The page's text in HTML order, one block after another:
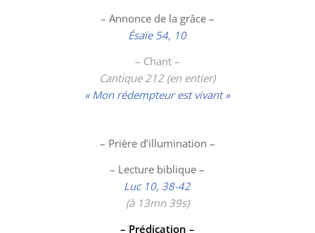
– Annonce de la grâce –
Ésaïe 54, 10
– Chant –
Cantique 212 (en entier)
« Mon rédempteur est vivant »
– Prière d’illumination –
– Lecture biblique –
Luc 10, 38-42
(à 13mn 39s)
– Prédication –